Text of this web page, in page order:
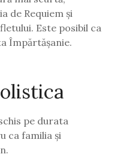
de Requiem și
Este posibil ca
Împărtășanie.
pe durata
ca familia și